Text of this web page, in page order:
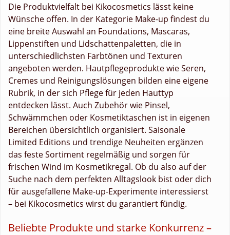
Die Produktvielfalt bei Kikocosmetics lässt keine
Wünsche offen. In der Kategorie Make-up findest du
eine breite Auswahl an Foundations, Mascaras,
Lippenstiften und Lidschattenpaletten, die in
unterschiedlichsten Farbtönen und Texturen
angeboten werden. Hautpflegeprodukte wie Seren,
Cremes und Reinigungslösungen bilden eine eigene
Rubrik, in der sich Pflege für jeden Hauttyp
entdecken lässt. Auch Zubehör wie Pinsel,
Schwämmchen oder Kosmetiktaschen ist in eigenen
Bereichen übersichtlich organisiert. Saisonale
Limited Editions und trendige Neuheiten ergänzen
das feste Sortiment regelmäßig und sorgen für
frischen Wind im Kosmetikregal. Ob du also auf der
Suche nach dem perfekten Alltagslook bist oder dich
für ausgefallene Make-up-Experimente interessierst
– bei Kikocosmetics wirst du garantiert fündig.
Beliebte Produkte und starke Konkurrenz –